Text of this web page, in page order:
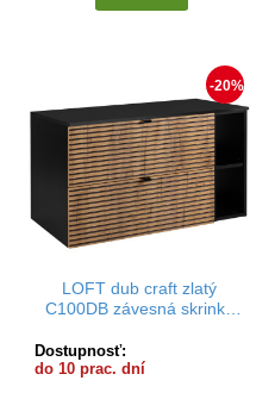
-20%
LOFT dub craft zlatý
C100DB závesná skrinka
Dostupnosť:
do 10 prac. dní